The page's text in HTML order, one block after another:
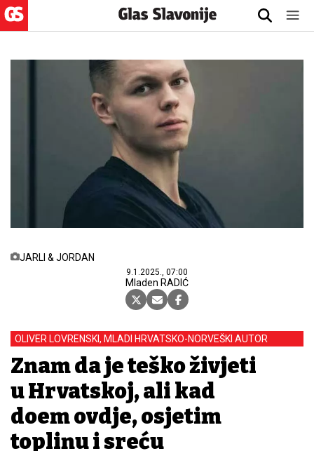
JARLI & JORDAN
9.1.2025., 07:00
Mladen RADIĆ
OLIVER LOVRENSKI, MLADI HRVATSKO-NORVEŠKI AUTOR
Znam da je teško živjeti
u Hrvatskoj, ali kad
dođem ovdje, osjetim
toplinu i sreću